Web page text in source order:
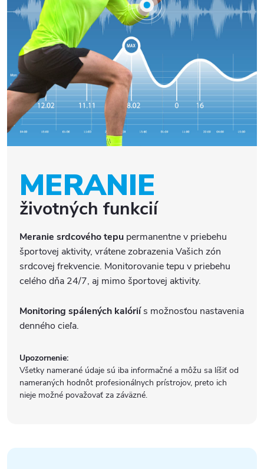
MERANIE
životných funkcií
Meranie srdcového tepu permanentne v priebehu
športovej aktivity, vrátene zobrazenia Vašich zón
srdcovej frekvencie. Monitorovanie tepu v priebehu
celého dňa 24/7, aj mimo športovej aktivity.
Monitoring spálených kalóriís možnosťou nastavenia
denného cieľa.
Upozornenie:
Všetky namerané údaje sú iba informačné a môžu sa líšiť od
nameraných hodnôt profesionálnych prístrojov, preto ich
nieje možné považovať za záväzné.